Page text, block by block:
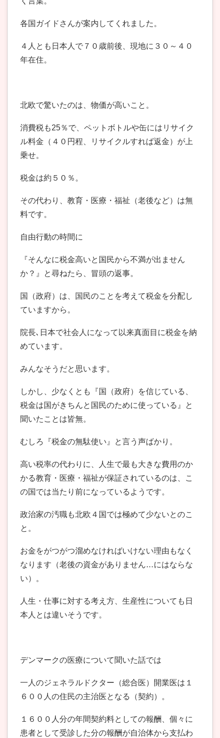
各国ガイドさんが案内してくれました。
４人とも日本人で７０歳前後、現地に３０～４０
年在住。
北欧で驚いたのは、物価が高いこと。
消費税も25％で、ペットボトルや缶にはリサイク
ル料金（４０円程、リサイクルすれば返金）が上
乗せ。
税金は約５０％。
その代わり、教育・医療・福祉（老後など）は無
料です。
自由行動の時間に
『そんなに税金高いと国民から不満が出ません
か？』と尋ねたら、冒頭の返事。
国（政府）は、国民のことを考えて税金を分配し
ていますから。
院長､日本で社会人になって以来真面目に税金を納
めています。
みんなそうだと思います。
しかし、少なくとも『国（政府）を信じている、
税金は国がきちんと国民のために使っている』と
聞いたことは皆無。
むしろ『税金の無駄使い』と言う声ばかり。
高い税率の代わりに、人生で最も大きな費用のか
かる教育・医療・福祉が保証されているのは、こ
の国では当たり前になっているようです。
政治家の汚職も北欧４国では極めて少ないとのこ
と。
お金をがつがつ溜めなければいけない理由もなく
なります（老後の資金がありません…にはならな
い）。
人生・仕事に対する考え方、生産性についても日
本人とは違いそうです。
デンマークの医療について聞いた話では
一人のジェネラルドクター（総合医）開業医は１
６００人の住民の主治医となる（契約）。
１６００人分の年間契約料としての報酬、個々に
患者として受診した分の報酬が自治体から支払わ